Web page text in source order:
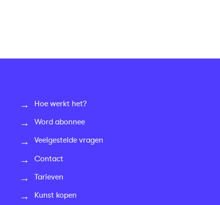
Hoe werkt het?
Word abonnee
Veelgestelde vragen
Contact
Tarieven
Kunst kopen